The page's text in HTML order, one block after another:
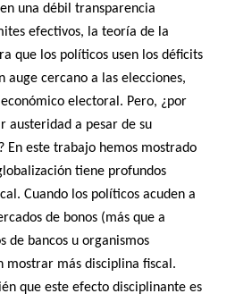
una débil transparencia
efectivos, la teoría de la
que los políticos usen los déficits
auge cercano a las elecciones,
electoral. Pero, ¿por
austeridad a pesar de su
En este trabajo hemos mostrado
tiene profundos
Cuando los políticos acuden a
de bonos (más que a
de bancos u organismos
mostrar más disciplina fiscal.
que este efecto disciplinante es